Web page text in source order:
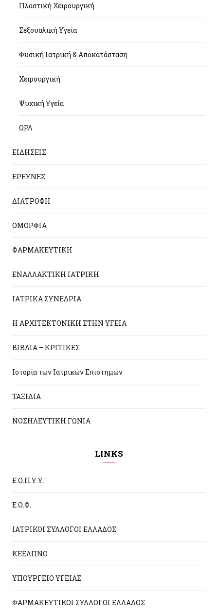
Πλαστική Χειρουργική
Σεξουαλική Υγεία
Φυσική Ιατρική & Αποκατάσταση
Χειρουργική
Ψυχική Υγεία
ΩΡΛ
ΕΙΔΗΣΕΙΣ
ΕΡΕΥΝΕΣ
ΔΙΑΤΡΟΦΗ
ΟΜΟΡΦΙΑ
ΦΑΡΜΑΚΕΥΤΙΚΗ
ΕΝΑΛΛΑΚΤΙΚΗ ΙΑΤΡΙΚΗ
ΙΑΤΡΙΚΑ ΣΥΝΕΔΡΙΑ
Η ΑΡΧΙΤΕΚΤΟΝΙΚΗ ΣΤΗΝ ΥΓΕΙΑ
ΒΙΒΛΙΑ – ΚΡΙΤΙΚΕΣ
Ιστορία των Ιατρικών Επιστημών
ΤΑΞΙΔΙΑ
ΝΟΣΗΛΕΥΤΙΚΗ ΓΩΝΙΑ
LINKS
Ε.Ο.Π.Υ.Υ.
Ε.Ο.Φ.
ΙΑΤΡΙΚΟΙ ΣΥΛΛΟΓΟΙ ΕΛΛΑΔΟΣ
ΚΕΕΛΠΝΟ
ΥΠΟΥΡΓΕΙΟ ΥΓΕΙΑΣ
ΦΑΡΜΑΚΕΥΤΙΚΟΙ ΣΥΛΛΟΓΟΙ ΕΛΛΑΔΟΣ